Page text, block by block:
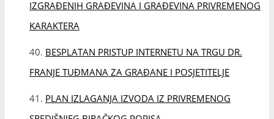
U GRABOVICI I NASTAVKA IZGRADNJE ŠETNICE UZ
OBALU BUŠKOG JEZERA
ODRŽANA TRINAESTA REDOVITA SJEDNICA
OPĆINSKOG VIJEĆA TOMISLAVGRAD
MATURANTIMA GIMNAZIJE MARKA MARULIĆA I